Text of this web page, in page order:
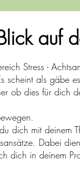
auf
Stress -
scheint als gäbe
ob dies für dich
dich mit deinem
Dabei
dich in deinem